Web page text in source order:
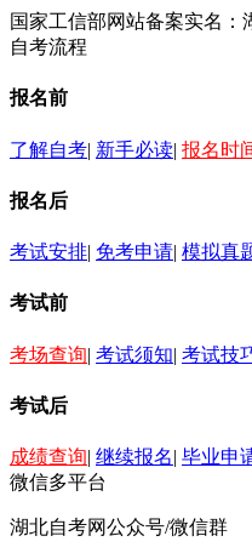
国家工信部网站备案实名：
自考流程
报名前
了解自考| 新手必读| 报名时
报名后
考试安排| 免考申请| 模拟真
考试前
考场查询| 考试须知| 考试技
考试后
成绩查询| 继续报名| 毕业申
微信多平台
湖北自考网公众号/微信群